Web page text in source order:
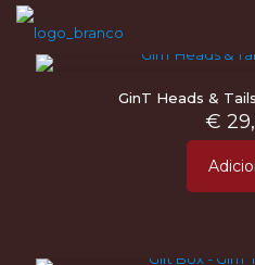
GinT Heads &
€